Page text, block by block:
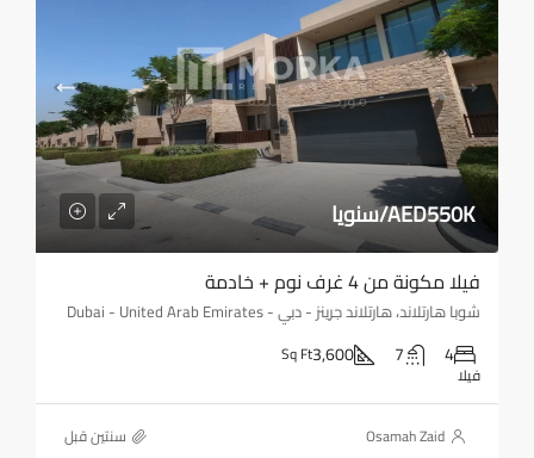
AED550K/سنويا
فيلا مكونة من 4 غرف نوم + خادمة
شوبا هارتلاند، هارتلاند جرينز - دبي - Dubai - United Arab Emirates
4
7
3,600
Sq Ft
فيلا
Osamah Zaid ‏سنتين قبل